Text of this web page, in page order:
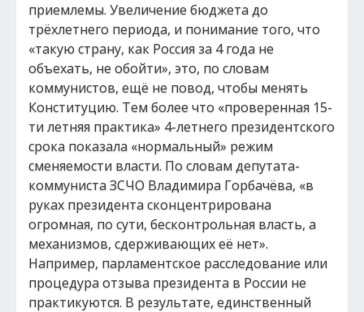
приемлемы. Увеличение бюджета до
трёхлетнего периода, и понимание того, что
«такую страну, как Россия за 4 года не
объехать, не обойти», это, по словам
коммунистов, ещё не повод, чтобы менять
Конституцию. Тем более что «проверенная 15-
ти летняя практика» 4-летнего президентского
срока показала «нормальный» режим
сменяемости власти. По словам депутата-
коммуниста ЗСЧО Владимира Горбачёва, «в
руках президента сконцентрирована
огромная, по сути, бесконтрольная власть, а
механизмов, сдерживающих её нет».
Например, парламентское расследование или
процедура отзыва президента в России не
практикуются. В результате, единственный